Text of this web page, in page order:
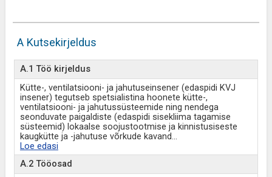
A Kutsekirjeldus
A.1 Töö kirjeldus
Kütte-, ventilatsiooni- ja jahutuseinsener (edaspidi KVJ
insener) tegutseb spetsialistina hoonete kütte-,
ventilatsiooni- ja jahutussüsteemide ning nendega
seonduvate paigaldiste (edaspidi sisekliima tagamise
süsteemid) lokaalse soojustootmise ja kinnistusiseste
kaugkütte ja -jahutuse võrkude kavand...
Loe edasi
A.2 Tööosad